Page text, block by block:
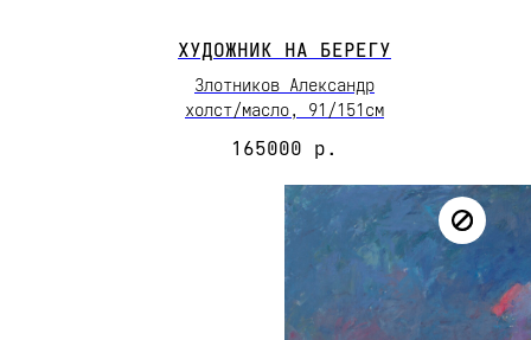
ХУДОЖНИК НА БЕРЕГУ
Злотников Александр
холст/масло, 91/151см
165000 р.